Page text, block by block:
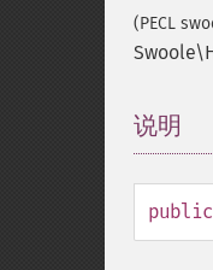
(PECL
说明
public